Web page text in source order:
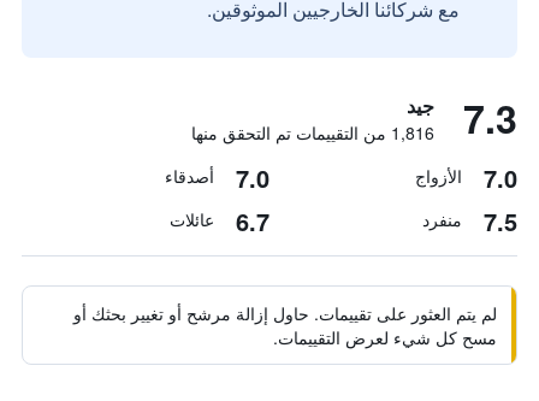
مع شركائنا الخارجيين الموثوقين.
7.3 جيد
1,816 من التقييمات تم التحقق منها
7.0 الأزواج 7.0 أصدقاء
7.5 منفرد 6.7 عائلات
لم يتم العثور على تقييمات. حاول إزالة مرشح أو تغيير بحثك أو
مسح كل شيء لعرض التقييمات.